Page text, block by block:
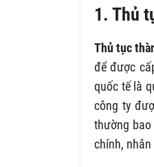
1. Thủ
Thủ tục
để được
quốc tế là
công ty
thường
chính,